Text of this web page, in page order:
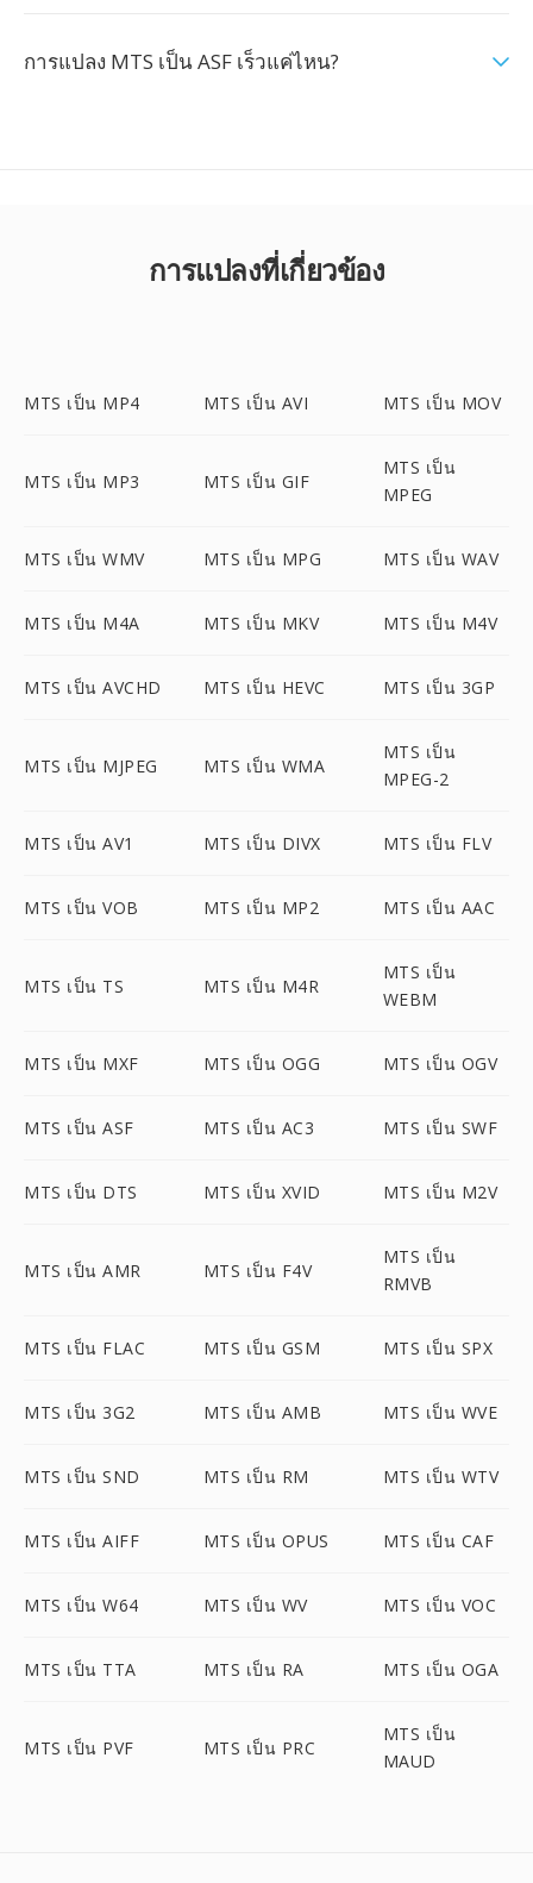
การแปลง MTS เป็น ASF เร็วแค่ไหน?
การแปลงที่เกี่ยวข้อง
MTS เป็น MP4 MTS เป็น AVI MTS เป็น MOV
MTS เป็น MP3 MTS เป็น GIF
MTS เป็น
MPEG
MTS เป็น WMV MTS เป็น MPG MTS เป็น WAV
MTS เป็น M4A MTS เป็น MKV MTS เป็น M4V
MTS เป็น AVCHD MTS เป็น HEVC MTS เป็น 3GP
MTS เป็น MJPEG MTS เป็น WMA
MTS เป็น
MPEG-2
MTS เป็น AV1 MTS เป็น DIVX MTS เป็น FLV
MTS เป็น VOB MTS เป็น MP2 MTS เป็น AAC
MTS เป็น TS MTS เป็น M4R
MTS เป็น
WEBM
MTS เป็น MXF MTS เป็น OGG MTS เป็น OGV
MTS เป็น ASF MTS เป็น AC3 MTS เป็น SWF
MTS เป็น DTS MTS เป็น XVID MTS เป็น M2V
MTS เป็น AMR MTS เป็น F4V
MTS เป็น
RMVB
MTS เป็น FLAC MTS เป็น GSM MTS เป็น SPX
MTS เป็น 3G2 MTS เป็น AMB MTS เป็น WVE
MTS เป็น SND MTS เป็น RM MTS เป็น WTV
MTS เป็น AIFF MTS เป็น OPUS MTS เป็น CAF
MTS เป็น W64 MTS เป็น WV MTS เป็น VOC
MTS เป็น TTA MTS เป็น RA MTS เป็น OGA
MTS เป็น PVF MTS เป็น PRC
MTS เป็น
MAUD